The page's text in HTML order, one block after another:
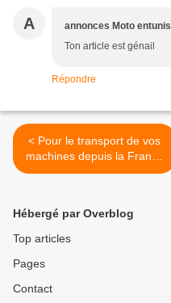
A annonces Moto entunis
Ton article est génail
Répondre
< Pour le transport de vos
machines depuis la France
vers M'Hamid pour notre
Hébergé par Overblog
Top articles
Pages
Contact